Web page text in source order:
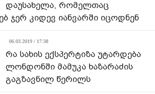
დაუსახელა, რომელთაც
ჯერ კიდევ იანვარში იცოდნენ
06.03.2019 / 17:38
რა სახის ექსპერტიზა უტარდება
ლონდონში მამუკა ხაზარაძის
გაგზავნილ წერილს